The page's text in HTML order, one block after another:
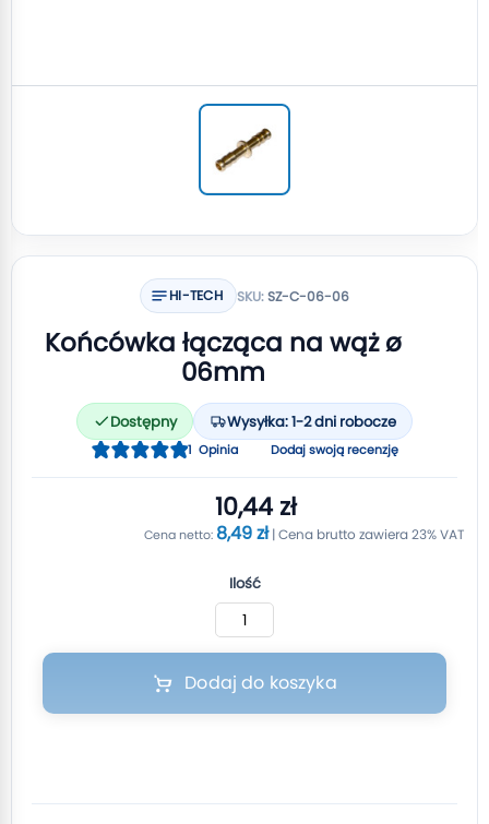
HI-TECH SKU:SZ-C-06-06
Końcówka łącząca na wąż ø
06mm
Dostępny
Wysyłka: 1-2 dni robocze
Ocena:
1 Opinia Dodaj swoją recenzję
10,44 zł
8,49 zł
Ilość
Dodaj do koszyka